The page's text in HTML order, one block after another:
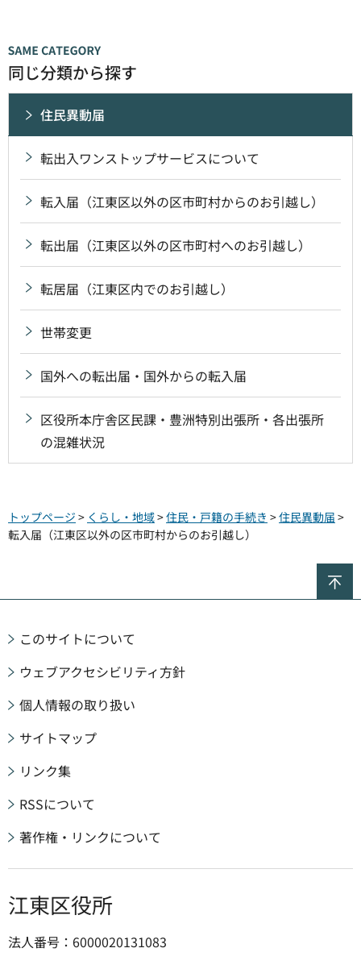
同じ分類から探す
住民異動届
転出入ワンストップサービスについて
転入届（江東区以外の区市町村からのお引越し）
転出届（江東区以外の区市町村へのお引越し）
転居届（江東区内でのお引越し）
世帯変更
国外への転出届・国外からの転入届
区役所本庁舎区民課・豊洲特別出張所・各出張所
の混雑状況
トップページ > くらし・地域>住民・戸籍の手続き >住民異動届 >
転入届（江東区以外の区市町村からのお引越し）
このサイトについて
ウェブアクセシビリティ方針
個人情報の取り扱い
サイトマップ
リンク集
RSSについて
著作権・リンクについて
江東区役所
法人番号：6000020131083